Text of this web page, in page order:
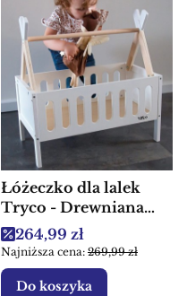
Łóżeczko dla lalek
Tryco - Drewniana
zabawka edukacyjna
Cena promocyjna
264,99 zł
Najniższa cena: 269,99 zł
Do koszyka